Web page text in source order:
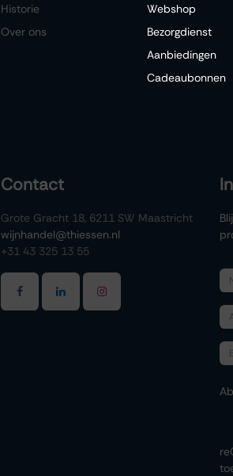
Historie
Over ons
Webshop
Bezorgdienst
Aanbiedingen
Cadeaubonnen
Contact
Grote Gracht 18, 6211 SW Maastricht
wijnhandel@thiessen.nl
+31 43 325 13 55